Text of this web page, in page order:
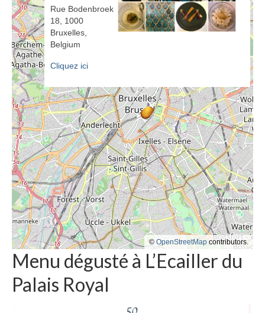
Rue Bodenbroek
18, 1000
Bruxelles,
Belgium
Cliquez ici
© OpenStreetMap contributors.
Menu dégusté à L’Ecailler du
Palais Royal